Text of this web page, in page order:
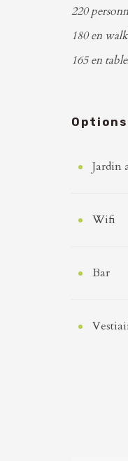
220
180 en
165 en
Jardin
Wifi
Bar